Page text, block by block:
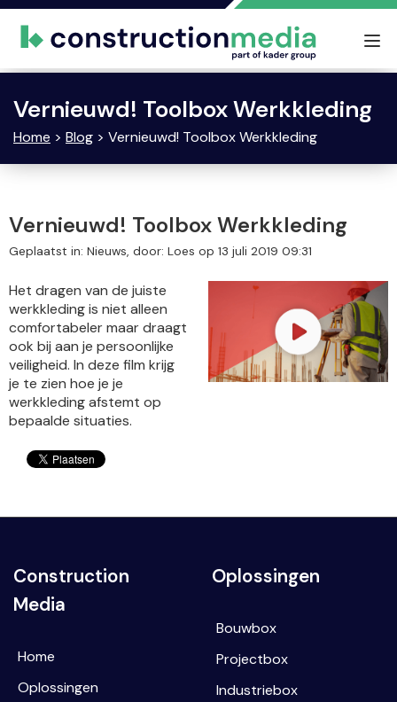
Vernieuwd! Toolbox Werkkleding
Home > Blog > Vernieuwd! Toolbox Werkkleding
Vernieuwd! Toolbox Werkkleding
Geplaatst in: Nieuws, door: Loes op 13 juli 2019 09:31
Het dragen van de juiste
werkkleding is niet alleen
comfortabeler maar draagt
ook bij aan je persoonlijke
veiligheid. In deze film krijg
je te zien hoe je je
werkkleding afstemt op
bepaalde situaties.
Construction
Media
Home
Oplossingen
Oplossingen
Bouwbox
Projectbox
Industriebox